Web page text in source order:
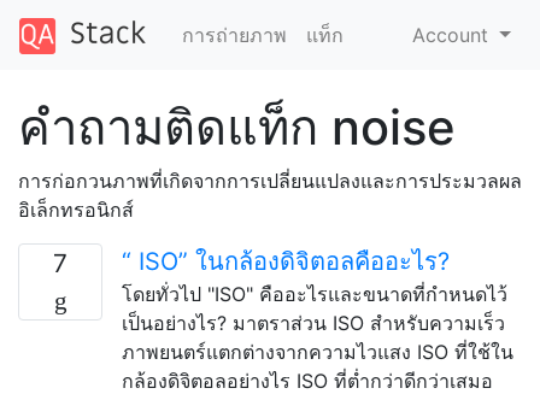
การถ่ายภาพ แท็ก Account
คำถามติดแท็ก noise
การก่อกวนภาพที่เกิดจากการเปลี่ยนแปลงและการประมวลผล
อิเล็กทรอนิกส์
7 “ ISO” ในกล้องดิจิตอลคืออะไร?
โดยทั่วไป "ISO" คืออะไรและขนาดที่กำหนดไว้
เป็นอย่างไร? มาตราส่วน ISO สำหรับความเร็ว
ภาพยนตร์แตกต่างจากความไวแสง ISO ที่ใช้ใน
กล้องดิจิตอลอย่างไร ISO ที่ต่ำกว่าดีกว่าเสมอ